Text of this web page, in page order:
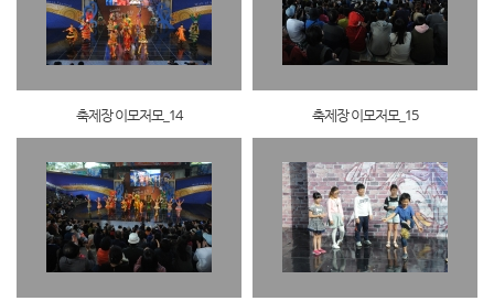
축제장 이모저모_14 축제장 이모저모_15